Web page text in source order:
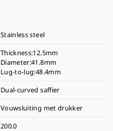
Stainless steel
Thickness:12.5mm
Diameter:41.8mm
Lug-to-lug:48.4mm
Dual-curved saffier
Vouwsluiting met drukker
200.0